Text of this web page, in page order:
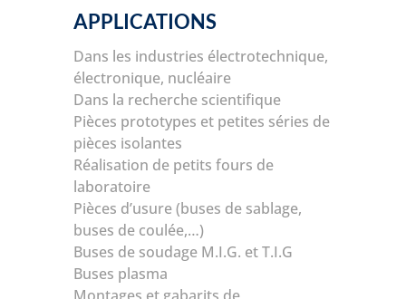
APPLICATIONS
Dans les industries électrotechnique,
électronique, nucléaire
Dans la recherche scientifique
Pièces prototypes et petites séries de
pièces isolantes
Réalisation de petits fours de
laboratoire
Pièces d’usure (buses de sablage,
buses de coulée,…)
Buses de soudage M.I.G. et T.I.G
Buses plasma